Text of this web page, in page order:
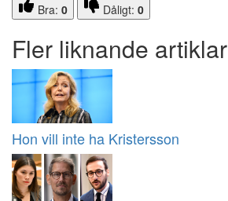
Bra: 0 Dåligt: 0
Fler liknande artiklar
Hon vill inte ha Kristersson